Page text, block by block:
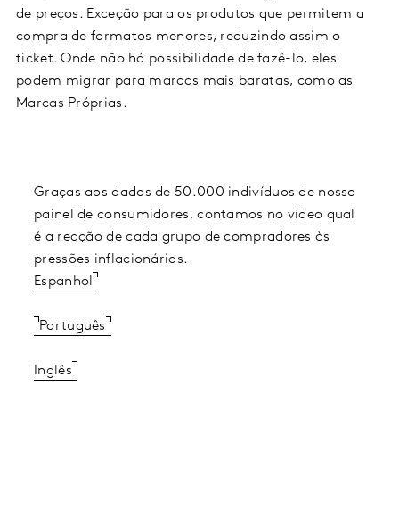
de preços. Exceção para os produtos que permitem a
compra de formatos menores, reduzindo assim o
ticket. Onde não há possibilidade de fazê-lo, eles
podem migrar para marcas mais baratas, como as
Marcas Próprias.
Graças aos dados de 50.000 indivíduos de nosso
painel de consumidores, contamos no vídeo qual
é a reação de cada grupo de compradores às
pressões inflacionárias.
Espanhol
Português
Inglês